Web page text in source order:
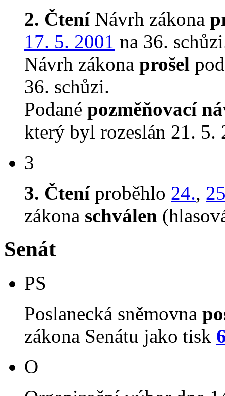
2. ČteníNávrh zákona
17. 5. 2001 na 36.
Návrh zákona prošel
36. schůzi.
Podané pozměňovací
který byl rozeslán 21. 5.
3
3. Čteníproběhlo 24.,
zákona schválen
Senát
PS
Poslanecká sněmovna
zákona Senátu jako tisk
O